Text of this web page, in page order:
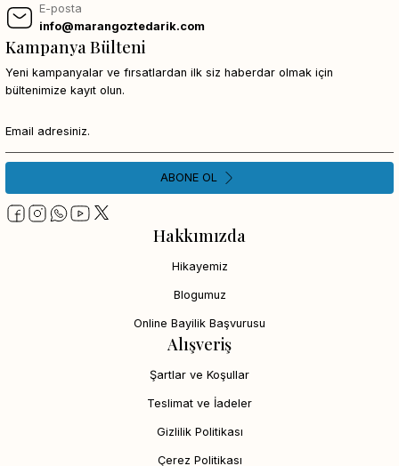
E-posta
info@marangoztedarik.com
Hakkımızda
Hikayemiz
Blogumuz
Online Bayilik Başvurusu
Alışveriş
Şartlar ve Koşullar
Teslimat ve İadeler
Gizlilik Politikası
Çerez Politikası
Kampanya Bülteni
Yeni kampanyalar ve fırsatlardan ilk siz haberdar olmak için
bültenimize kayıt olun.
ABONE OL